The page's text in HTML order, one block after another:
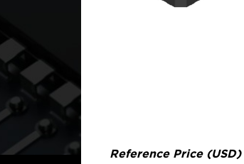
Reference Price (USD)